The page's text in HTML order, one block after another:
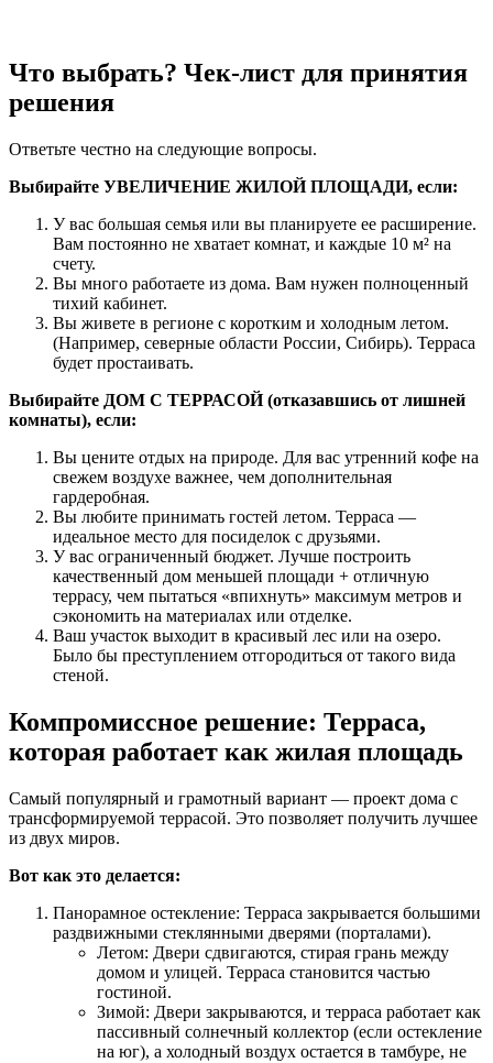
Что выбрать? Чек-лист для принятия
решения
Ответьте честно на следующие вопросы.
Выбирайте УВЕЛИЧЕНИЕ ЖИЛОЙ ПЛОЩАДИ, если:
У вас большая семья или вы планируете ее расширение.
Вам постоянно не хватает комнат, и каждые 10 м² на
счету.
Вы много работаете из дома. Вам нужен полноценный
тихий кабинет.
Вы живете в регионе с коротким и холодным летом.
(Например, северные области России, Сибирь). Терраса
будет простаивать.
Выбирайте ДОМ С ТЕРРАСОЙ (отказавшись от лишней
комнаты), если:
Вы цените отдых на природе. Для вас утренний кофе на
свежем воздухе важнее, чем дополнительная
гардеробная.
Вы любите принимать гостей летом. Терраса —
идеальное место для посиделок с друзьями.
У вас ограниченный бюджет. Лучше построить
качественный дом меньшей площади + отличную
террасу, чем пытаться «впихнуть» максимум метров и
сэкономить на материалах или отделке.
Ваш участок выходит в красивый лес или на озеро.
Было бы преступлением отгородиться от такого вида
стеной.
Компромиссное решение: Терраса,
которая работает как жилая площадь
Самый популярный и грамотный вариант — проект дома с
трансформируемой террасой. Это позволяет получить лучшее
из двух миров.
Вот как это делается:
Панорамное остекление: Терраса закрывается большими
раздвижными стеклянными дверями (порталами).
Летом: Двери сдвигаются, стирая грань между
домом и улицей. Терраса становится частью
гостиной.
Зимой: Двери закрываются, и терраса работает как
пассивный солнечный коллектор (если остекление
на юг), а холодный воздух остается в тамбуре, не